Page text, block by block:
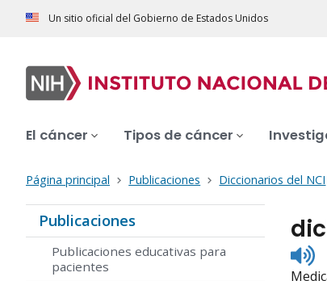
Un sitio oficial del Gobierno de Estados Unidos
El cáncer Tipos de cáncer
Página principal Publicaciones Diccionarios del NCI
Publicaciones
Publicaciones educativas para
pacientes
to